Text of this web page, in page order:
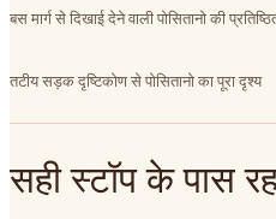
बस मार्ग से दिखाई देने वाली पोसितानो की
तटीय सड़क दृष्टिकोण से पोसितानो का पूरा दृश्य
सही स्टॉप के पास